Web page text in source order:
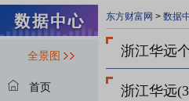
全景图
首页
东方财富网 > 数据
浙江华远
浙江华远